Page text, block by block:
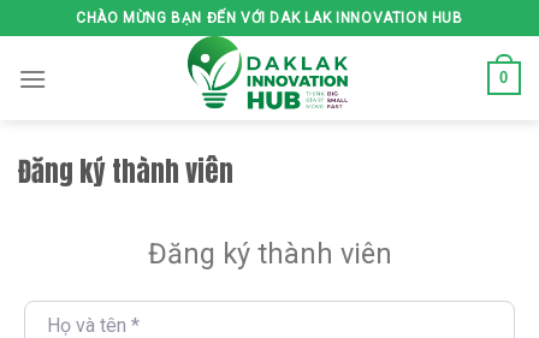
to
content
CHÀO MỪNG BẠN ĐẾN VỚI DAK LAK INNOVATION HUB
0
Đăng ký thành viên
Đăng ký thành viên
Họ và tên *